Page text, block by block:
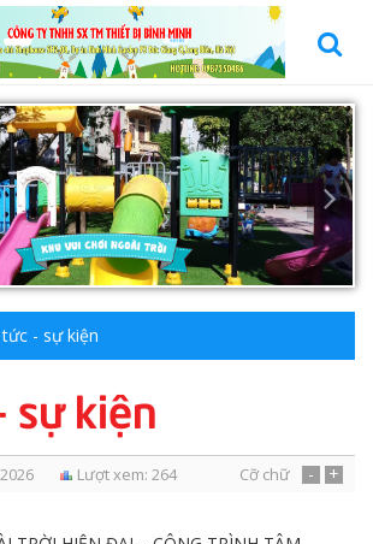
- sự kiện
sự kiện
Lượt xem: 264 Cỡ chữ - +